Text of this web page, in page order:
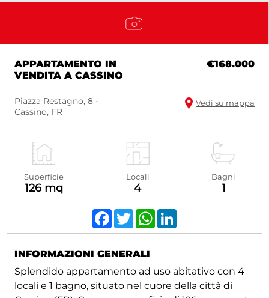
APPARTAMENTO IN
VENDITA A CASSINO
€168.000
Piazza Restagno, 8 -
Cassino, FR
Vedi su mappa
Superficie
126 mq
Locali
4
Bagni
1
Facebook
TwitterWhatsApp
INFORMAZIONI GENERALI
Splendido appartamento ad uso abitativo con 4
locali e 1 bagno, situato nel cuore della città di